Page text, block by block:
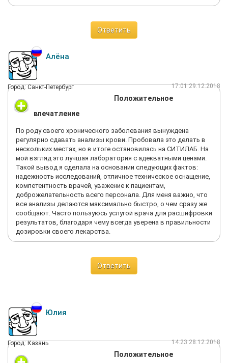
Ответить
Алёна
Город: Санкт-Петербург 17:01 29.12.2018
Положительное
впечатление
По роду своего хронического заболевания вынуждена
регулярно сдавать анализы крови. Пробовала это делать в
нескольких местах, но в итоге остановилась на СИТИЛАБ. На
мой взгляд это лучшая лаборатория с адекватными ценами.
Такой вывод я сделала на основании следующих фактов:
надежность исследований, отличное техническое оснащение,
компетентность врачей, уважение к пациентам,
доброжелательность всего персонала. Для меня важно, что
все анализы делаются максимально быстро, о чем сразу же
сообщают. Часто пользуюсь услугой врача для расшифровки
результатов, благодаря чему всегда уверена в правильности
дозировки своего лекарства.
Ответить
Юлия
Город: Казань 14:23 28.12.2018
Положительное